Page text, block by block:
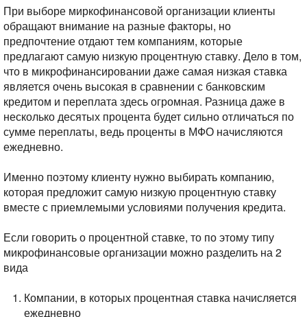
При выборе миркофинансовой организации клиенты
обращают внимание на разные факторы, но
предпочтение отдают тем компаниям, которые
предлагают самую низкую процентную ставку. Дело в том,
что в микрофинансировании даже самая низкая ставка
является очень высокая в сравнении с банковским
кредитом и переплата здесь огромная. Разница даже в
несколько десятых процента будет сильно отличаться по
сумме переплаты, ведь проценты в МФО начисляются
ежедневно.
Именно поэтому клиенту нужно выбирать компанию,
которая предложит самую низкую процентную ставку
вместе с приемлемыми условиями получения кредита.
Если говорить о процентной ставке, то по этому типу
микрофинансовые организации можно разделить на 2
вида
Компании, в которых процентная ставка начисляется
ежедневно